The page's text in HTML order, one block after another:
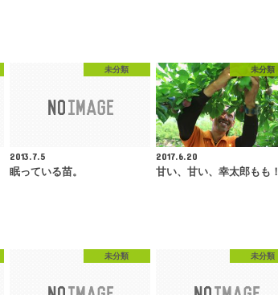
未分類
2013.7.5
眠っている苗。
未分類
2017.6.20
甘い、甘い、幸太郎もも！
未分類 未分類